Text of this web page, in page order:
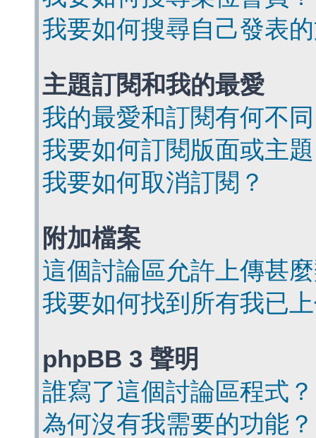
我要如何搜尋自己發表
主題訂閱和我的最愛
我的最愛和訂閱有何不
我要如何訂閱版面或主
我要如何取消訂閱？
附加檔案
這個討論區允許上傳甚
我要如何找到所有我已
phpBB 3 聲明
誰寫了這個討論區程式？
為何沒有我需要的功能？